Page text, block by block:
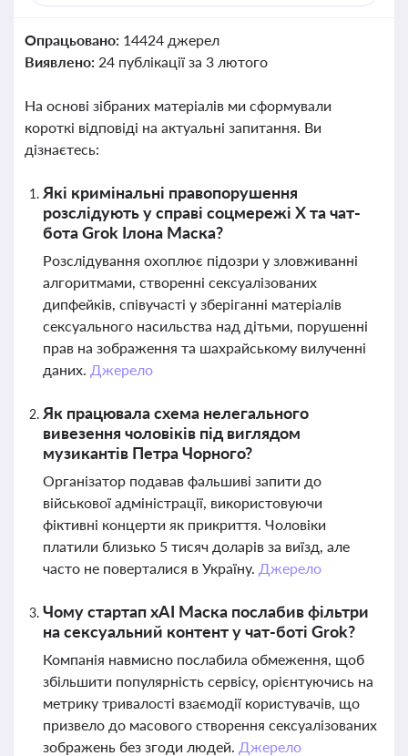
Опрацьовано: 14424 джерел
Виявлено: 24 публікації за 3 лютого
На основі зібраних матеріалів ми сформували
короткі відповіді на актуальні запитання. Ви
дізнаєтесь:
Які кримінальні правопорушення
розслідують у справі соцмережі X та чат-
бота Grok Ілона Маска?
Розслідування охоплює підозри у зловживанні
алгоритмами, створенні сексуалізованих
дипфейків, співучасті у зберіганні матеріалів
сексуального насильства над дітьми, порушенні
прав на зображення та шахрайському вилученні
даних. Джерело
Як працювала схема нелегального
вивезення чоловіків під виглядом
музикантів Петра Чорного?
Організатор подавав фальшиві запити до
військової адміністрації, використовуючи
фіктивні концерти як прикриття. Чоловіки
платили близько 5 тисяч доларів за виїзд, але
часто не поверталися в Україну. Джерело
Чому стартап xAI Маска послабив фільтри
на сексуальний контент у чат-боті Grok?
Компанія навмисно послабила обмеження, щоб
збільшити популярність сервісу, орієнтуючись на
метрику тривалості взаємодії користувачів, що
призвело до масового створення сексуалізованих
зображень без згоди людей. Джерело